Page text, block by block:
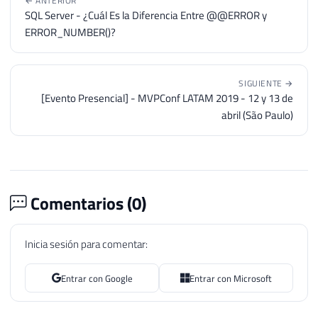
SQL Server - ¿Cuál Es la Diferencia Entre @@ERROR y
ERROR_NUMBER()?
SIGUIENTE →
[Evento Presencial] - MVPConf LATAM 2019 - 12 y 13 de
abril (São Paulo)
Comentarios (0)
Inicia sesión para comentar:
Entrar con Google Entrar con Microsoft